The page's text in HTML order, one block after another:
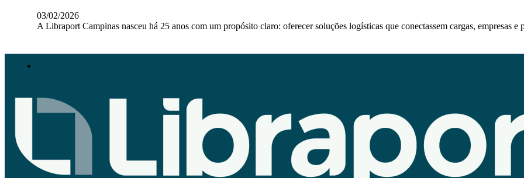
03/02/2026
A Libraport Campinas nasceu há 25 anos com um propósito claro: oferecer soluções logísticas que conectassem cargas, empresas e